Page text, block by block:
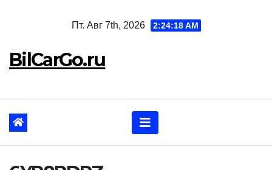
Пт. Авг 7th, 2026 2:24:19 AM
BilCarGo.ru